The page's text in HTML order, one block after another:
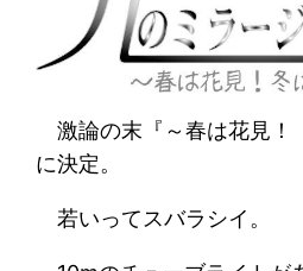
激論の末『～春は花見！
に決定。
若いってスバラシイ。